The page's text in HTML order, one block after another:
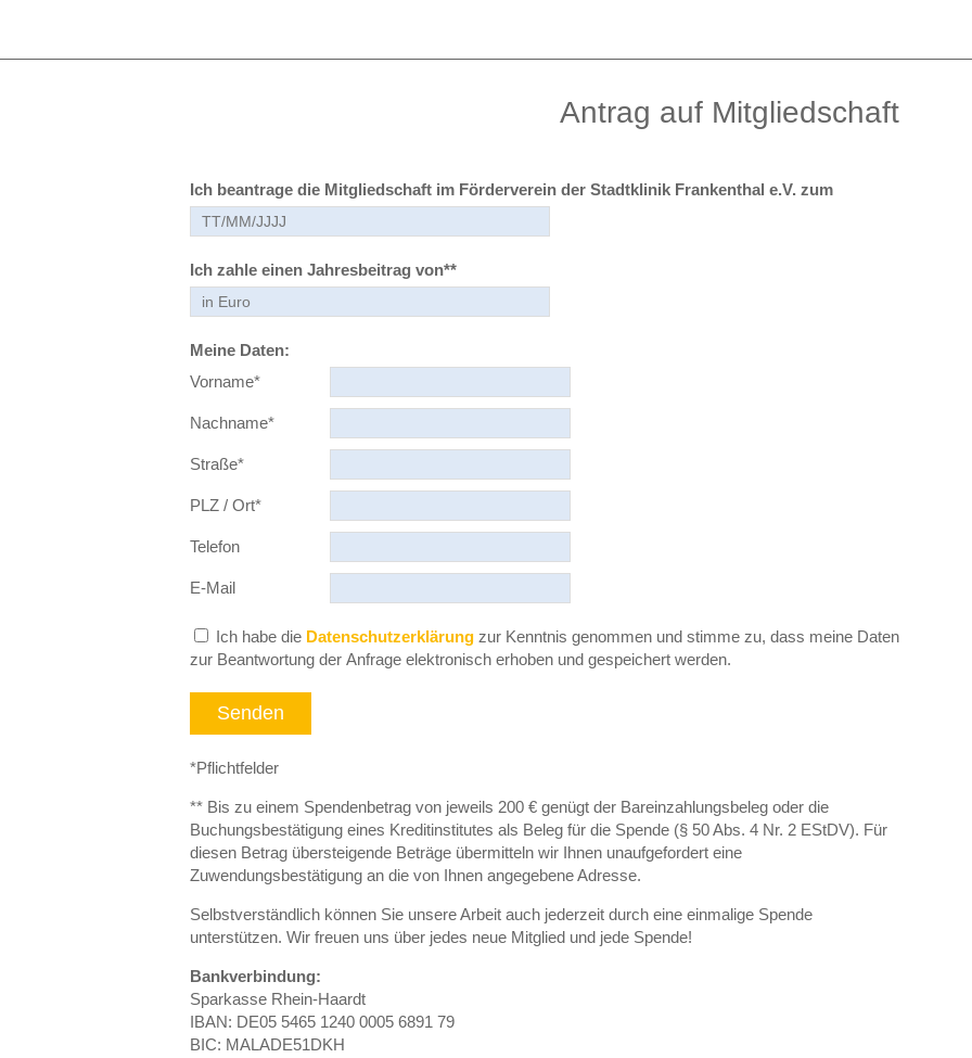
Antrag auf Mitgliedschaft
Ich beantrage die Mitgliedschaft im Förderverein der Stadtklinik Frankenthal e.V. zum
Ich zahle einen Jahresbeitrag von**
Meine Daten:
Pflichtfeld
Vorname*
Pflichtfeld
Nachname*
Pflichtfeld
Straße*
Pflichtfeld
PLZ / Ort*
Telefon
E-Mail
Ich habe die Datenschutzerklärung zur Kenntnis genommen und stimme zu, dass meine Daten
zur Beantwortung der Anfrage elektronisch erhoben und gespeichert werden.
Senden
*Pflichtfelder
** Bis zu einem Spendenbetrag von jeweils 200 € genügt der Bareinzahlungsbeleg oder die
Buchungsbestätigung eines Kreditinstitutes als Beleg für die Spende (§ 50 Abs. 4 Nr. 2 EStDV). Für
diesen Betrag übersteigende Beträge übermitteln wir Ihnen unaufgefordert eine
Zuwendungsbestätigung an die von Ihnen angegebene Adresse.
Selbstverständlich können Sie unsere Arbeit auch jederzeit durch eine einmalige Spende
unterstützen. Wir freuen uns über jedes neue Mitglied und jede Spende!
Bankverbindung:
Sparkasse Rhein-Haardt
IBAN: DE05 5465 1240 0005 6891 79
BIC: MALADE51DKH